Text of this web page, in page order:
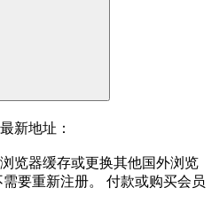
新地址：
览器缓存或更换其他国外浏览
要重新注册。 付款或购买会员